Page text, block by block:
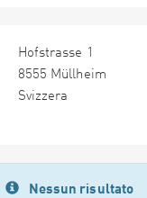
Hofstrasse 1
8555 Müllheim
Svizzera
Nessun risultato